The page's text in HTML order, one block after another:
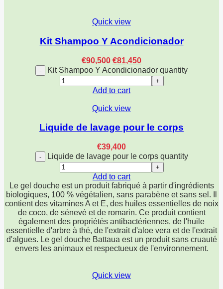
Quick view
Kit Shampoo Y Acondicionador
€90,500 €81,450
Kit Shampoo Y Acondicionador quantity
Add to cart
Quick view
Liquide de lavage pour le corps
€39,400
Liquide de lavage pour le corps quantity
Add to cart
Le gel douche est un produit fabriqué à partir d'ingrédients
biologiques, 100 % végétalien, sans parabène et sans sel. Il
contient des vitamines A et E, des huiles essentielles de noix
de coco, de sénevé et de romarin. Ce produit contient
également des propriétés antibactériennes, de l'huile
essentielle d'arbre à thé, de l'extrait d'aloe vera et de l'extrait
d'algues. Le gel douche Battaua est un produit sans cruauté
envers les animaux et respectueux de l'environnement.
Quick view